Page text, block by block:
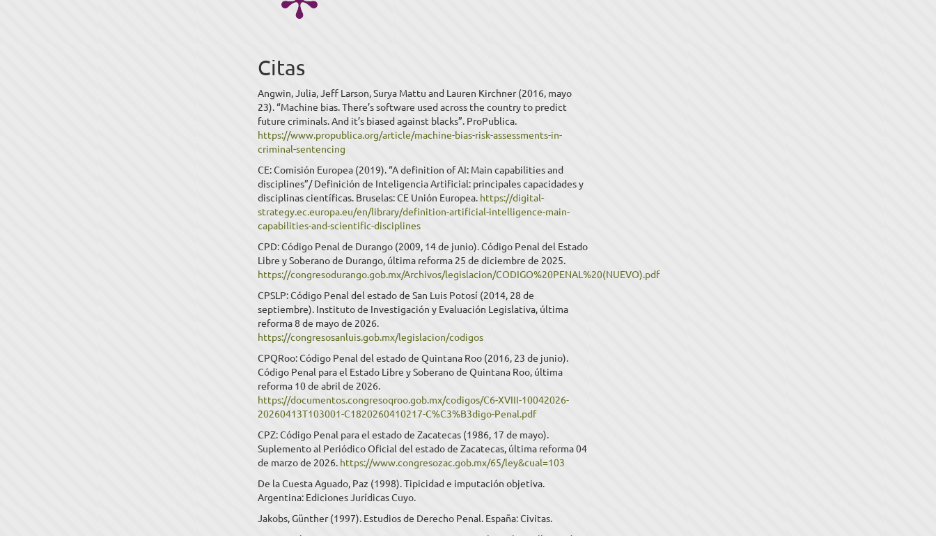
Citas
Angwin, Julia, Jeff Larson, Surya Mattu and Lauren Kirchner (2016, mayo
23). “Machine bias. There’s software used across the country to predict
future criminals. And it’s biased against blacks”. ProPublica.
https://www.propublica.org/article/machine-bias-risk-assessments-in-
criminal-sentencing
CE: Comisión Europea (2019). “A definition of AI: Main capabilities and
disciplines”/ Definición de Inteligencia Artificial: principales capacidades y
disciplinas científicas. Bruselas: CE Unión Europea. https://digital-
strategy.ec.europa.eu/en/library/definition-artificial-intelligence-main-
capabilities-and-scientific-disciplines
CPD: Código Penal de Durango (2009, 14 de junio). Código Penal del Estado
Libre y Soberano de Durango, última reforma 25 de diciembre de 2025.
https://congresodurango.gob.mx/Archivos/legislacion/CODIGO%20PENAL%20(NUEVO).pdf
CPSLP: Código Penal del estado de San Luis Potosí (2014, 28 de
septiembre). Instituto de Investigación y Evaluación Legislativa, última
reforma 8 de mayo de 2026.
https://congresosanluis.gob.mx/legislacion/codigos
CPQRoo: Código Penal del estado de Quintana Roo (2016, 23 de junio).
Código Penal para el Estado Libre y Soberano de Quintana Roo, última
reforma 10 de abril de 2026.
https://documentos.congresoqroo.gob.mx/codigos/C6-XVIII-10042026-
20260413T103001-C1820260410217-C%C3%B3digo-Penal.pdf
CPZ: Código Penal para el estado de Zacatecas (1986, 17 de mayo).
Suplemento al Periódico Oficial del estado de Zacatecas, última reforma 04
de marzo de 2026. https://www.congresozac.gob.mx/65/ley&cual=103
De la Cuesta Aguado, Paz (1998). Tipicidad e imputación objetiva.
Argentina: Ediciones Jurídicas Cuyo.
Jakobs, Günther (1997). Estudios de Derecho Penal. España: Civitas.